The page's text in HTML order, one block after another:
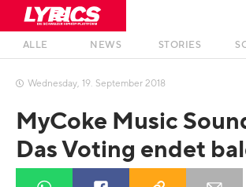
ALLE NEWS STORIES
 Wednesday, 19. September 2018
MyCoke Music
Das Voting endet